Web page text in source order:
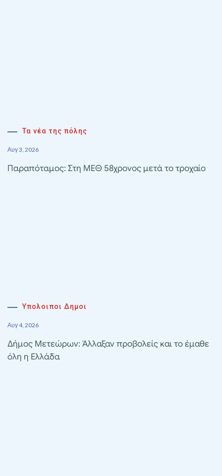
Τα νέα της πόλης
Αυγ 3, 2026
Παραπόταμος: Στη ΜΕΘ 58χρονος μετά το τροχαίο
Υπολοιποι Δημοι
Αυγ 4, 2026
Δήμος Μετεώρων: Άλλαξαν προβολείς και το έμαθε
όλη η Ελλάδα